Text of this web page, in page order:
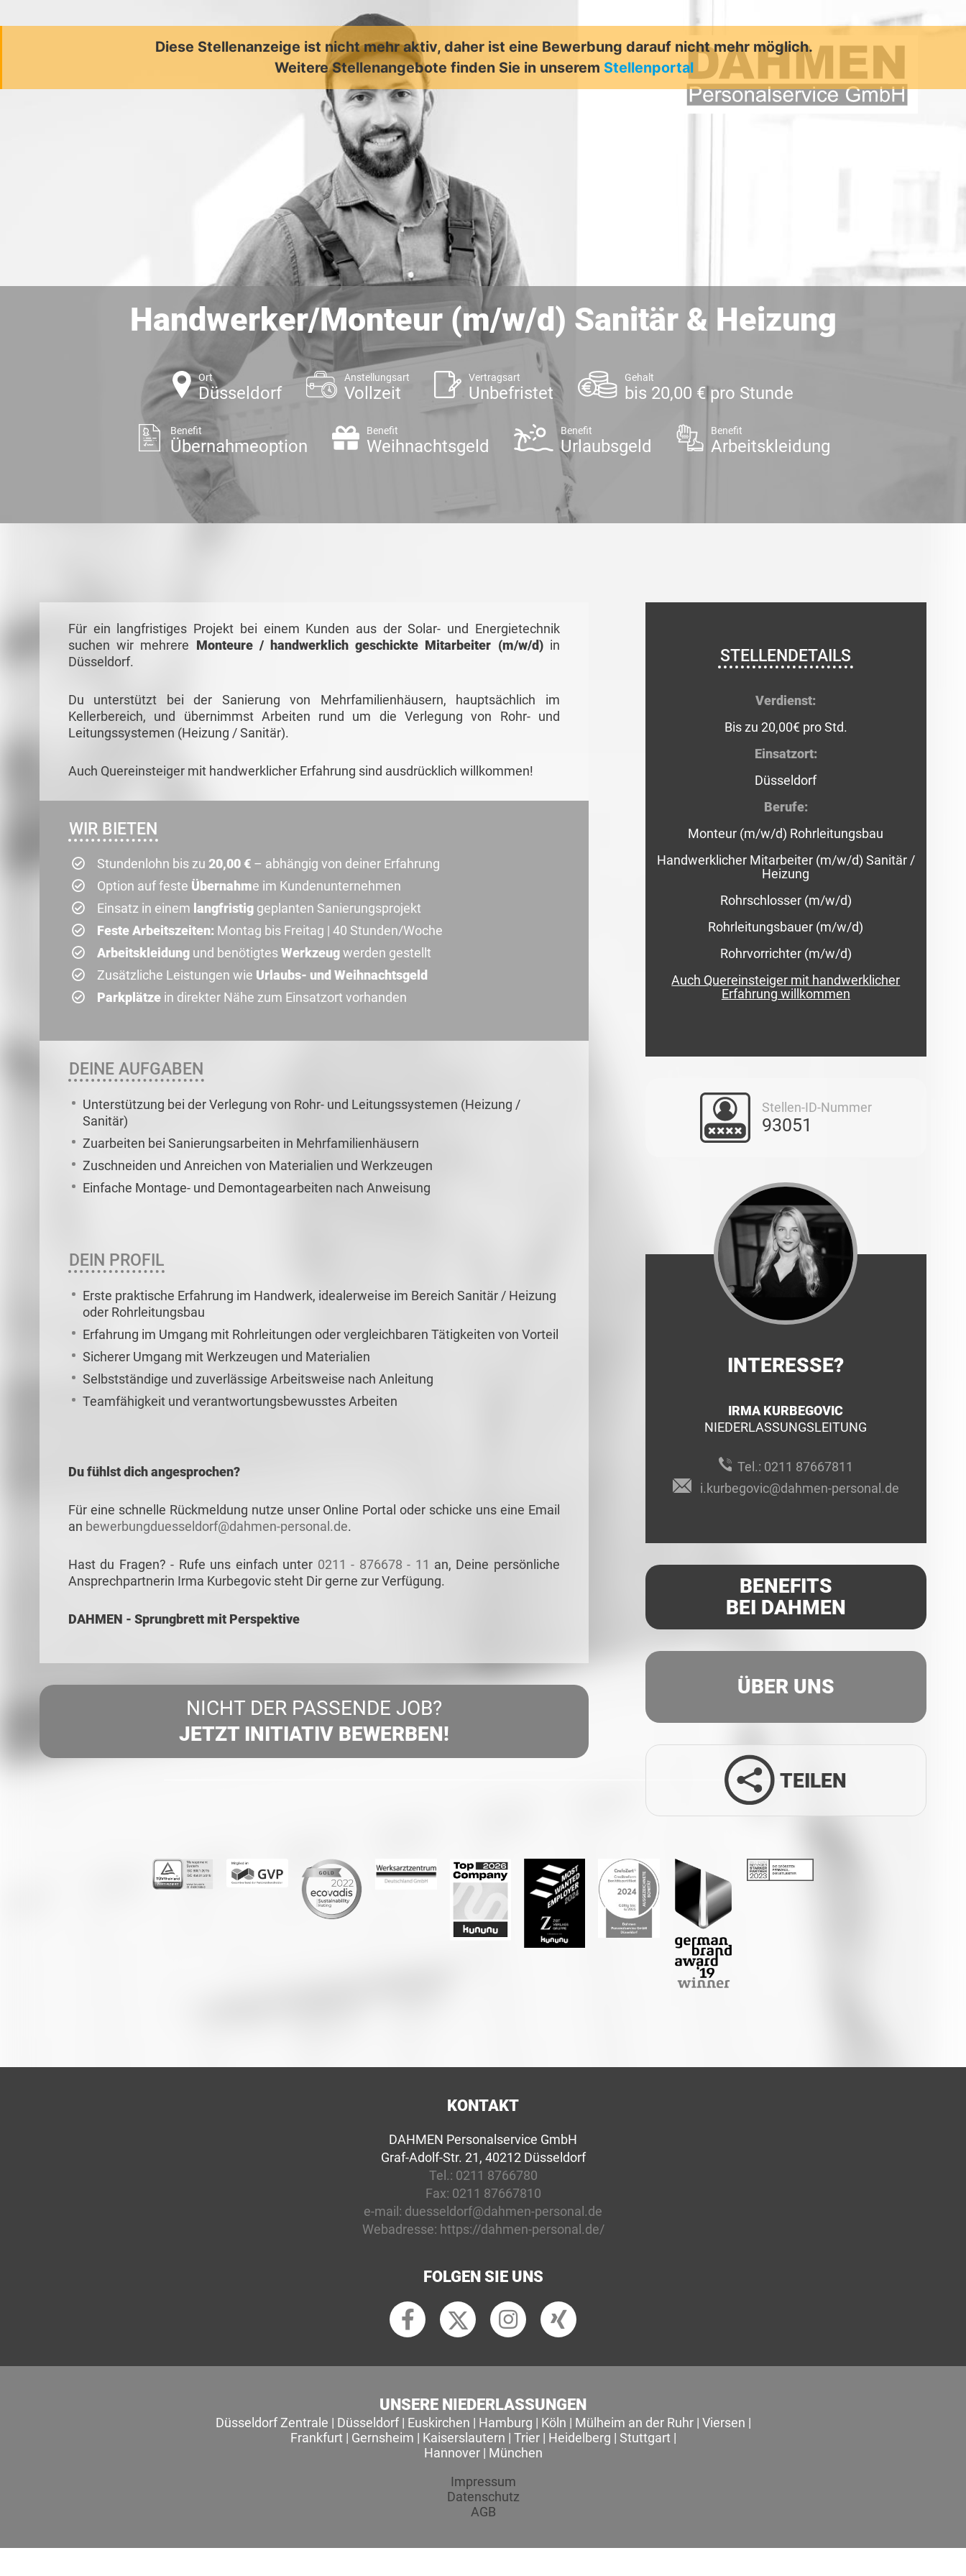
Diese Stellenanzeige ist nicht mehr aktiv, daher ist eine Bewerbung darauf nicht mehr möglich.
Weitere Stellenangebote finden Sie in unserem Stellenportal
Handwerker/Monteur (m/w/d) Sanitär & Heizung
Ort
Düsseldorf
Anstellungsart
Vollzeit
Vertragsart
Unbefristet
Gehalt
bis 20,00 € pro Stunde
Benefit
Übernahmeoption
Benefit
Weihnachtsgeld
Benefit
Urlaubsgeld
Benefit
Arbeitskleidung
Für ein langfristiges Projekt bei einem Kunden aus der Solar- und Energietechnik
suchen wir mehrere Monteure / handwerklich geschickte Mitarbeiter (m/w/d)in
Düsseldorf.
Du unterstützt bei der Sanierung von Mehrfamilienhäusern, hauptsächlich im
Kellerbereich, und übernimmst Arbeiten rund um die Verlegung von Rohr- und
Leitungssystemen (Heizung / Sanitär).
Auch Quereinsteiger mit handwerklicher Erfahrung sind ausdrücklich willkommen!
WIR BIETEN
Stundenlohn bis zu 20,00 € – abhängig von deiner Erfahrung
Option auf feste Übernahme im Kundenunternehmen
Einsatz in einem langfristig geplanten Sanierungsprojekt
Feste Arbeitszeiten: Montag bis Freitag | 40 Stunden/Woche
Arbeitskleidung und benötigtesWerkzeugwerden gestellt
Zusätzliche Leistungen wie Urlaubs- und Weihnachtsgeld
Parkplätze in direkter Nähe zum Einsatzort vorhanden
DEINE AUFGABEN
Unterstützung bei der Verlegung von Rohr- und Leitungssystemen (Heizung /
Sanitär)
Zuarbeiten bei Sanierungsarbeiten in Mehrfamilienhäusern
Zuschneiden und Anreichen von Materialien und Werkzeugen
Einfache Montage- und Demontagearbeiten nach Anweisung
DEIN PROFIL
Erste praktische Erfahrung im Handwerk, idealerweise im Bereich Sanitär / Heizung
oder Rohrleitungsbau
Erfahrung im Umgang mit Rohrleitungen oder vergleichbaren Tätigkeiten von Vorteil
Sicherer Umgang mit Werkzeugen und Materialien
Selbstständige und zuverlässige Arbeitsweise nach Anleitung
Teamfähigkeit und verantwortungsbewusstes Arbeiten
Du fühlst dich angesprochen?
Für eine schnelle Rückmeldung nutze unser Online Portal oder schicke uns eine Email
an bewerbungduesseldorf@dahmen-personal.de.
Hast du Fragen? - Rufe uns einfach unter 0211 - 876678 - 11 an, Deine persönliche
Ansprechpartnerin Irma Kurbegovic steht Dir gerne zur Verfügung.
DAHMEN - Sprungbrett mit Perspektive
NICHT DER PASSENDE JOB?
JETZT INITIATIV BEWERBEN!
STELLENDETAILS
Verdienst:
Bis zu 20,00€ pro Std.
Einsatzort:
Düsseldorf
Berufe:
Monteur (m/w/d) Rohrleitungsbau
Handwerklicher Mitarbeiter (m/w/d) Sanitär /
Heizung
Rohrschlosser (m/w/d)
Rohrleitungsbauer (m/w/d)
Rohrvorrichter (m/w/d)
Auch Quereinsteiger mit handwerklicher
Erfahrung willkommen
Stellen-ID-Nummer
93051
INTERESSE?
IRMA KURBEGOVIC
NIEDERLASSUNGSLEITUNG
Tel.: 0211 87667811
i.kurbegovic@dahmen-personal.de
BENEFITS
BEI DAHMEN
ÜBER UNS
LinkedIn
Whatsapp
TEILEN
KONTAKT
DAHMEN Personalservice GmbH
Graf-Adolf-Str. 21, 40212 Düsseldorf
Tel.: 0211 8766780
Fax: 0211 87667810
e-mail: duesseldorf@dahmen-personal.de
Webadresse: https://dahmen-personal.de/
FOLGEN SIE UNS
UNSERE NIEDERLASSUNGEN
Düsseldorf Zentrale | Düsseldorf| Euskirchen | Hamburg | Köln | Mülheim an der Ruhr| Viersen |
Frankfurt| Gernsheim | Kaiserslautern | Trier| Heidelberg | Stuttgart|
Hannover| München
Impressum
Datenschutz
AGB